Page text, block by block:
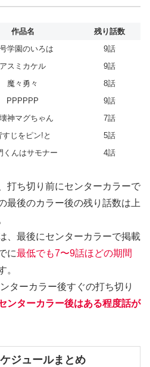
作品名 残り話数
学園のいろは
9話
アスミカケル
9話
魔々勇々
8話
PPPPPP
9話
神マグちゃん 7話
すじをピン!と
5話
くんはサモナー
4話
打ち切り前にセンターカラーで
最後のカラー後の残り話数は上
、最後にセンターカラーで掲載
に最低でも7〜9話ほどの期間
。
ターカラー後すぐの打ち切り
ンターカラー後はある程度話が
ジュールまとめ